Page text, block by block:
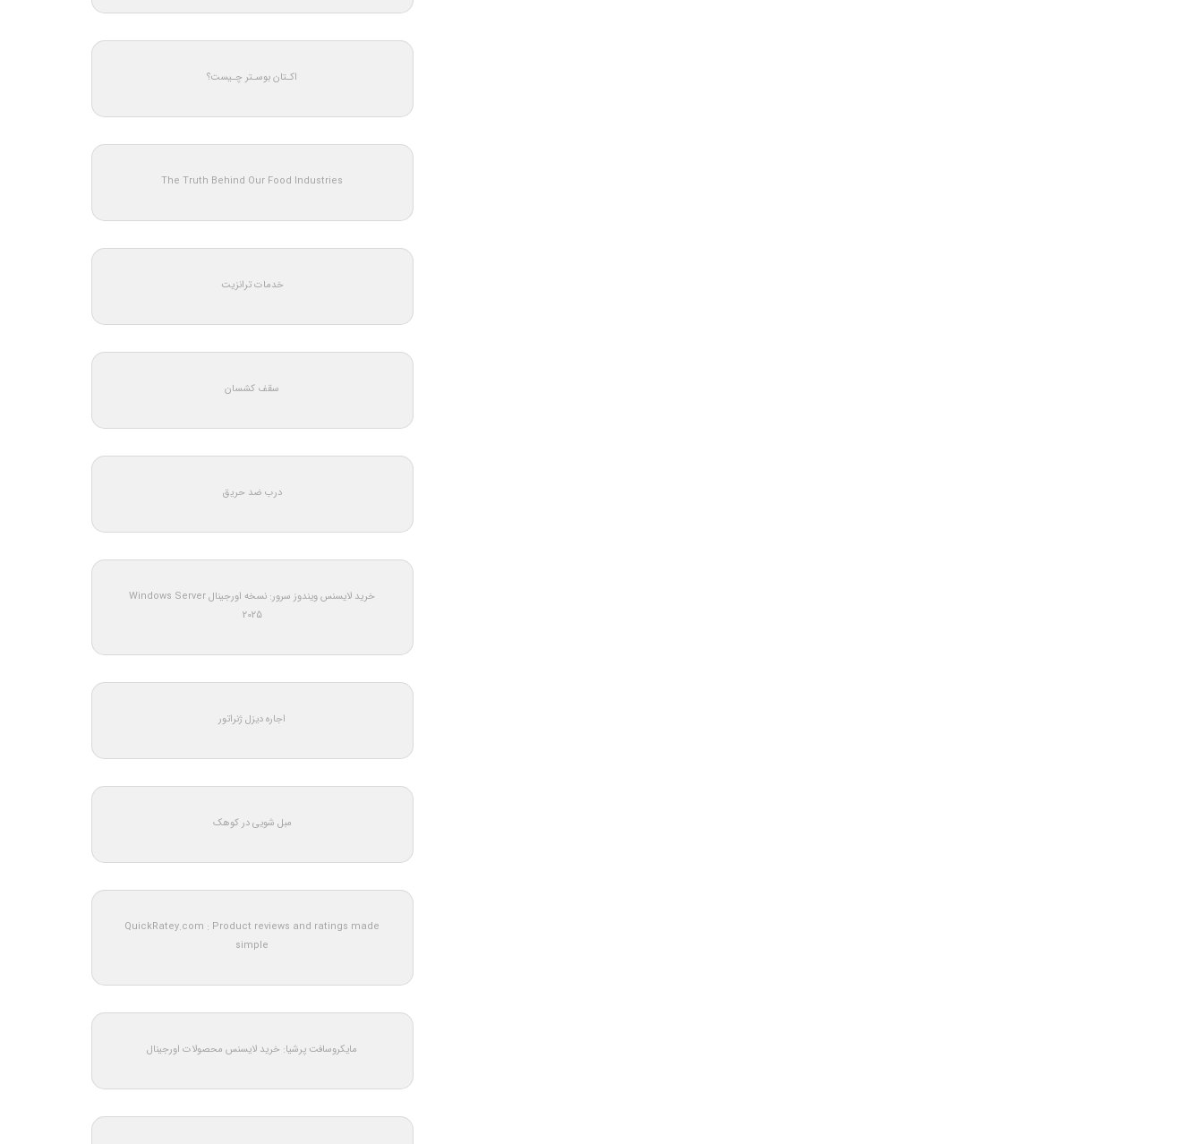
اکـتان بوسـتر چـیست؟
The Truth Behind Our Food Industries
خدمات ترانزیت
سقف کشسان
درب ضد حریق
خرید لایسنس ویندوز سرور: نسخه اورجینال Windows Server
2025
اجاره دیزل ژنراتور
مبل شویی در کوهک
QuickRatey.com : Product reviews and ratings made
simple
مایکروسافت پرشیا: خرید لایسنس محصولات اورجینال